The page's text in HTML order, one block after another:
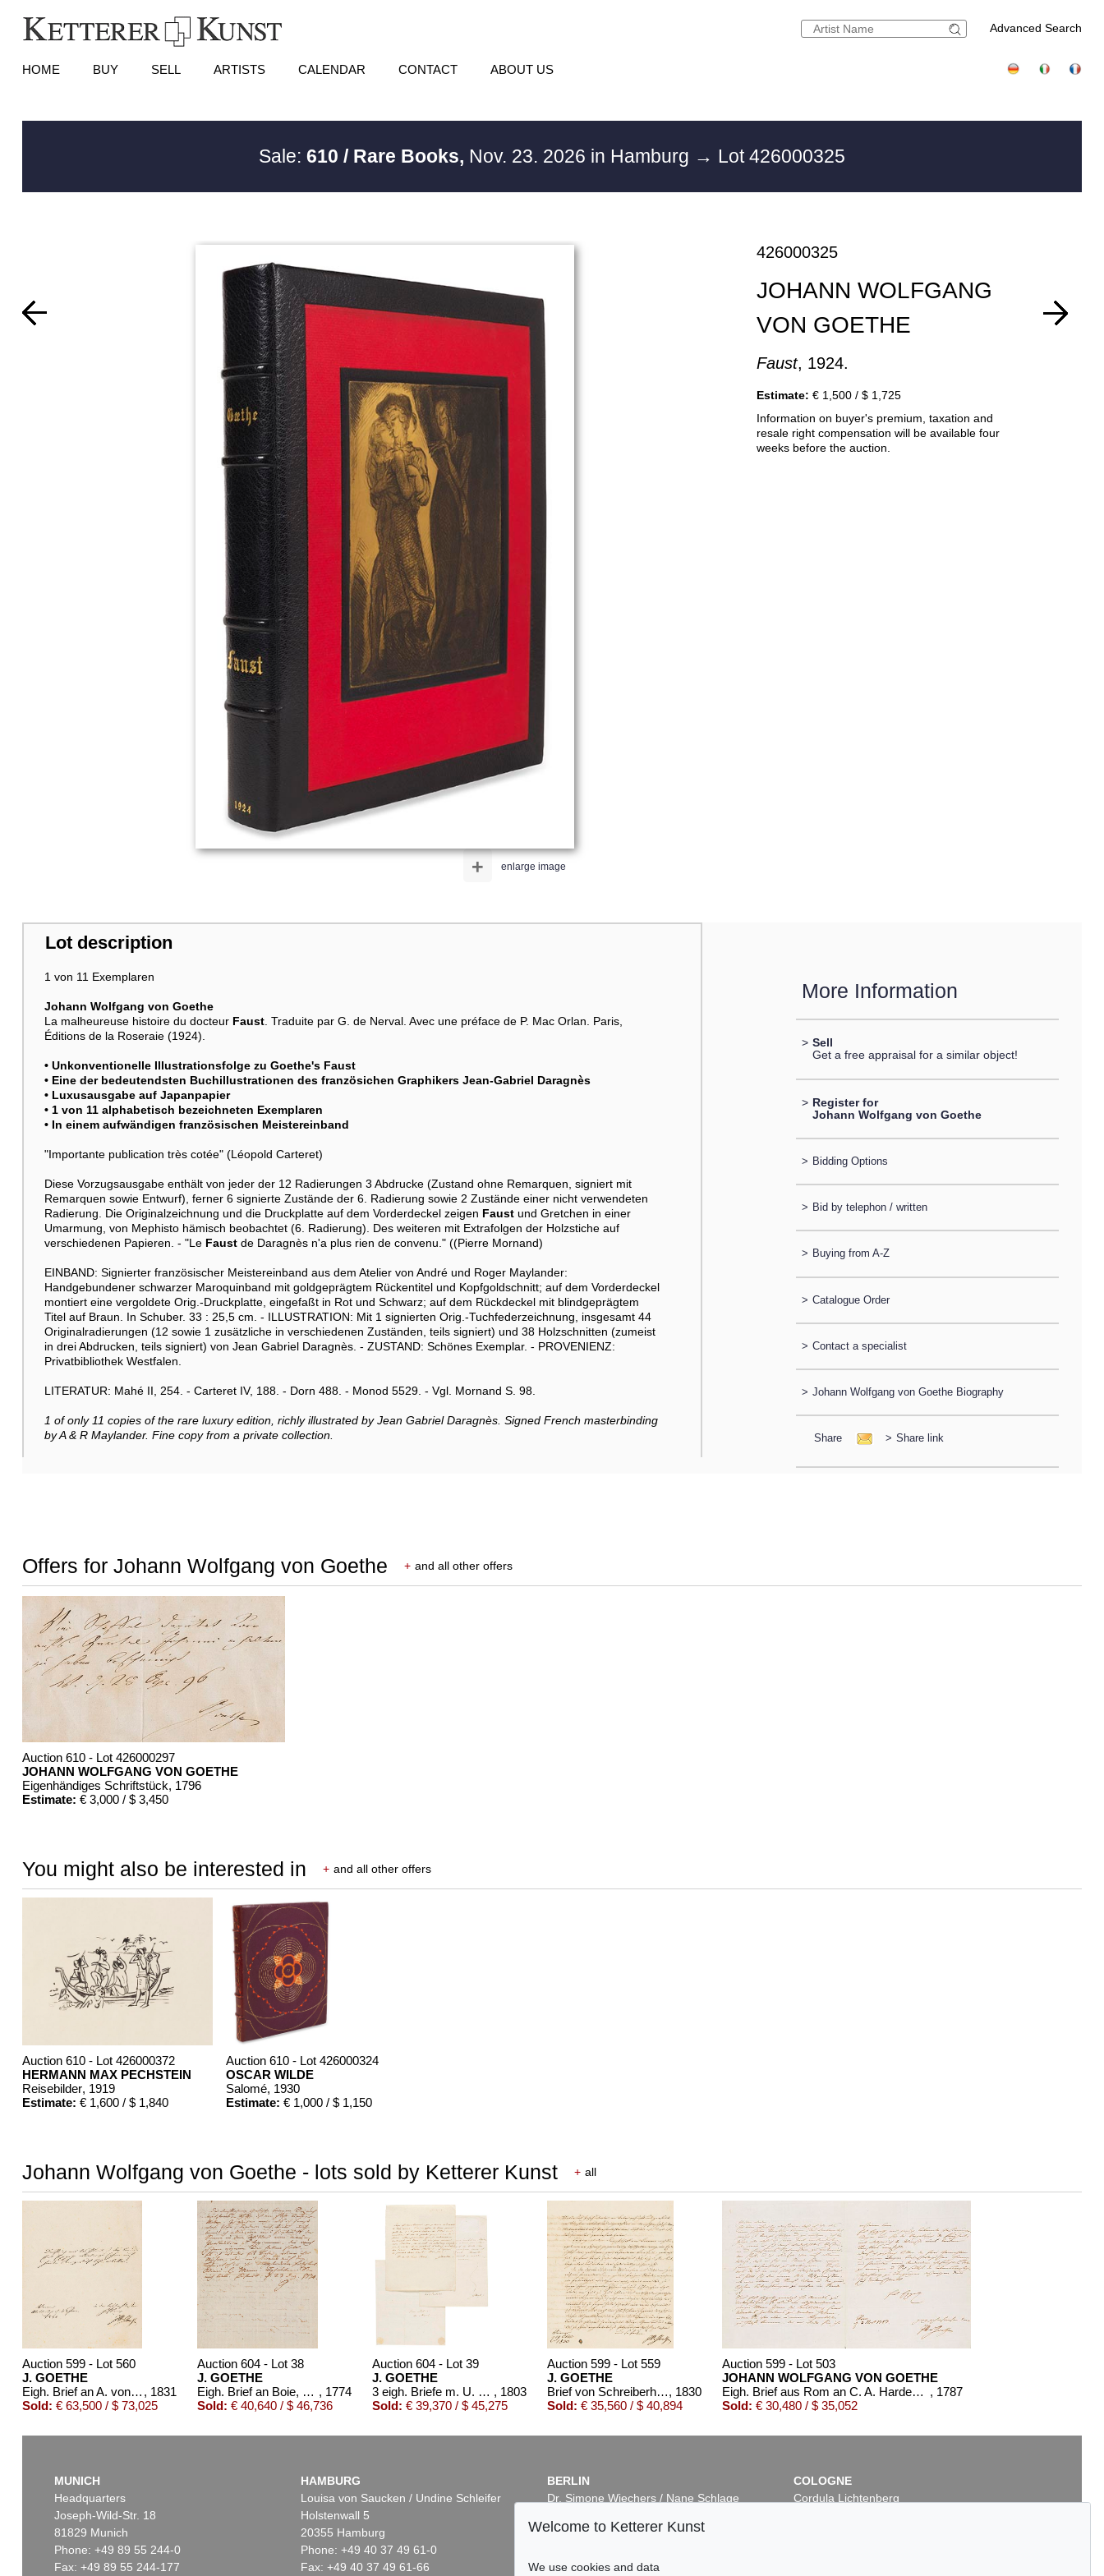
Advanced Search
HOME BUY SELL ARTISTS CALENDAR CONTACT ABOUT US
Sale: 610 / Rare Books, Nov. 23. 2026 in Hamburg → Lot 426000325
enlarge image
+
426000325
JOHANN WOLFGANG
VON GOETHE
Faust, 1924.
Estimate: € 1,500 / $ 1,725
Information on buyer's premium, taxation and
resale right compensation will be available four
weeks before the auction.
Lot description
1 von 11 Exemplaren
Johann Wolfgang von Goethe
La malheureuse histoire du docteur Faust. Traduite par G. de Nerval. Avec une préface de P. Mac Orlan. Paris,
Éditions de la Roseraie (1924).
• Unkonventionelle Illustrationsfolge zu Goethe's Faust
• Eine der bedeutendsten Buchillustrationen des französichen Graphikers Jean-Gabriel Daragnès
• Luxusausgabe auf Japanpapier
• 1 von 11 alphabetisch bezeichneten Exemplaren
• In einem aufwändigen französischen Meistereinband
"Importante publication très cotée" (Léopold Carteret)
Diese Vorzugsausgabe enthält von jeder der 12 Radierungen 3 Abdrucke (Zustand ohne Remarquen, signiert mit
Remarquen sowie Entwurf), ferner 6 signierte Zustände der 6. Radierung sowie 2 Zustände einer nicht verwendeten
Radierung. Die Originalzeichnung und die Druckplatte auf dem Vorderdeckel zeigen Faustund Gretchen in einer
Umarmung, von Mephisto hämisch beobachtet (6. Radierung). Des weiteren mit Extrafolgen der Holzstiche auf
verschiedenen Papieren. - "Le Faustde Daragnès n'a plus rien de convenu." ((Pierre Mornand)
EINBAND: Signierter französischer Meistereinband aus dem Atelier von André und Roger Maylander:
Handgebundener schwarzer Maroquinband mit goldgeprägtem Rückentitel und Kopfgoldschnitt; auf dem Vorderdeckel
montiert eine vergoldete Orig.-Druckplatte, eingefaßt in Rot und Schwarz; auf dem Rückdeckel mit blindgeprägtem
Titel auf Braun. In Schuber. 33 : 25,5 cm. - ILLUSTRATION: Mit 1 signierten Orig.-Tuchfederzeichnung, insgesamt 44
Originalradierungen (12 sowie 1 zusätzliche in verschiedenen Zuständen, teils signiert) und 38 Holzschnitten (zumeist
in drei Abdrucken, teils signiert) von Jean Gabriel Daragnès. - ZUSTAND: Schönes Exemplar. - PROVENIENZ:
Privatbibliothek Westfalen.
LITERATUR: Mahé II, 254. - Carteret IV, 188. - Dorn 488. - Monod 5529. - Vgl. Mornand S. 98.
1 of only 11 copies of the rare luxury edition, richly illustrated by Jean Gabriel Daragnès. Signed French masterbinding
by A & R Maylander. Fine copy from a private collection.
More Information
> Sell
Get a free appraisal for a similar object!
> Register for
Johann Wolfgang von Goethe
> Bidding Options
> Bid by telephon / written
> Buying from A-Z
> Catalogue Order
> Contact a specialist
> Johann Wolfgang von Goethe Biography
Share > Share link
Offers for Johann Wolfgang von Goethe + and all other offers
Auction 610 - Lot 426000297
JOHANN WOLFGANG VON GOETHE
Eigenhändiges Schriftstück, 1796
Estimate: € 3,000 / $ 3,450
You might also be interested in + and all other offers
Auction 610 - Lot 426000372
HERMANN MAX PECHSTEIN
Reisebilder, 1919
Estimate: € 1,600 / $ 1,840
Auction 610 - Lot 426000324
OSCAR WILDE
Salomé, 1930
Estimate: € 1,000 / $ 1,150
Johann Wolfgang von Goethe - lots sold by Ketterer Kunst + all
Auction 599 - Lot 560
J. GOETHE
Eigh. Brief an A. von Humboldt. 1/2 S. , 1831
Sold: € 63,500 / $ 73,025
Auction 604 - Lot 38
J. GOETHE
Eigh. Brief an Boie, 1774 , 1774
Sold: € 40,640 / $ 46,736
Auction 604 - Lot 39
J. GOETHE
3 eigh. Briefe m. U. an Germaine de Stael , 1803
Sold: € 39,370 / $ 45,275
Auction 599 - Lot 559
J. GOETHE
Brief von Schreiberhand an W. von Humboldt. 4 S., 1830
Sold: € 35,560 / $ 40,894
Auction 599 - Lot 503
JOHANN WOLFGANG VON GOETHE
Eigh. Brief aus Rom an C. A. Hardenberg. 3 S. , 1787
Sold: € 30,480 / $ 35,052
MUNICH
Headquarters
Joseph-Wild-Str. 18
81829 Munich
Phone: +49 89 55 244-0
Fax: +49 89 55 244-177
HAMBURG
Louisa von Saucken / Undine Schleifer
Holstenwall 5
20355 Hamburg
Phone: +49 40 37 49 61-0
Fax: +49 40 37 49 61-66
BERLIN
Dr. Simone Wiechers / Nane Schlage
10719 Berlin
Fax: +49 30 88 67 56-43
COLOGNE
Cordula Lichtenberg
Welcome to Ketterer Kunst
We use cookies and data